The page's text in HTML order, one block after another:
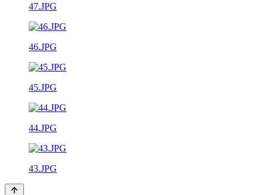
47.JPG
46.JPG
45.JPG
44.JPG
43.JPG